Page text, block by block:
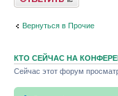
Вернуться в Прочие
КТО СЕЙЧАС НА
Сейчас этот форум